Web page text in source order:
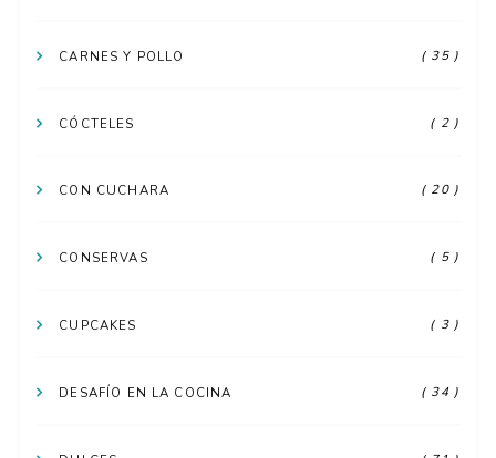
CARNES Y POLLO ( 35 )
CÓCTELES ( 2 )
CON CUCHARA ( 20 )
CONSERVAS ( 5 )
CUPCAKES ( 3 )
DESAFÍO EN LA COCINA ( 34 )